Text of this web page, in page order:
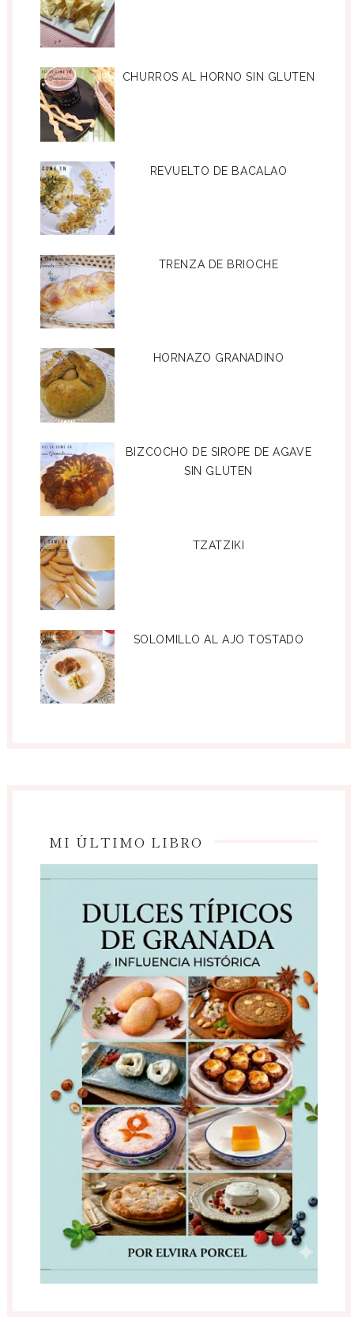
CHURROS AL HORNO SIN GLUTEN
REVUELTO DE BACALAO
TRENZA DE BRIOCHE
HORNAZO GRANADINO
BIZCOCHO DE SIROPE DE AGAVE
SIN GLUTEN
TZATZIKI
SOLOMILLO AL AJO TOSTADO
MI ÚLTIMO LIBRO